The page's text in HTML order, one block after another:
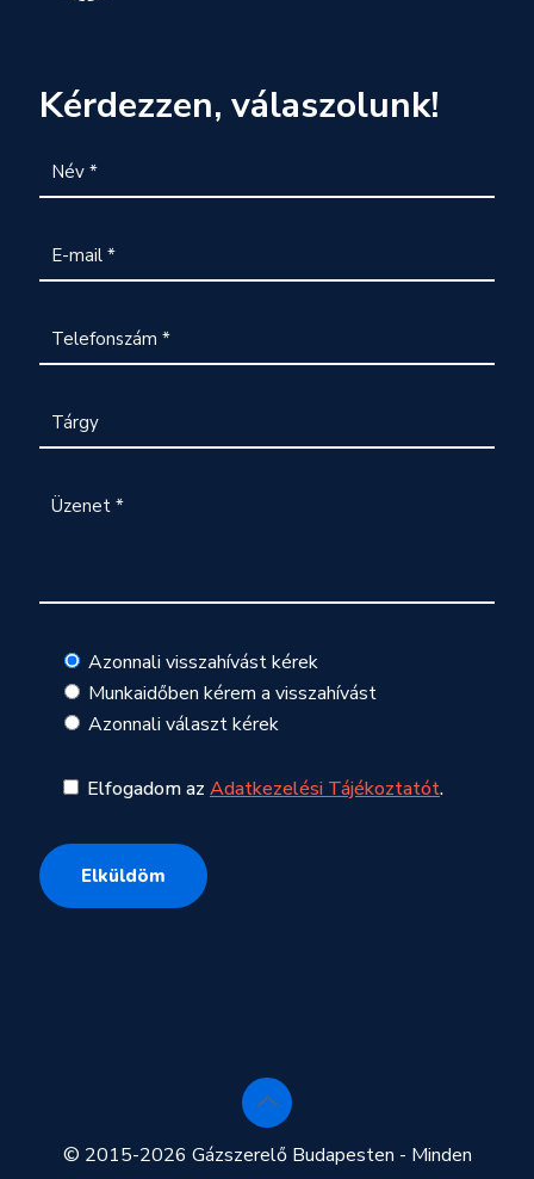
Kérdezzen, válaszolunk!
Azonnali visszahívást kérek
Munkaidőben kérem a visszahívást
Azonnali választ kérek
Elfogadom az Adatkezelési Tájékoztatót.
© 2015-2026 Gázszerelő Budapesten - Minden